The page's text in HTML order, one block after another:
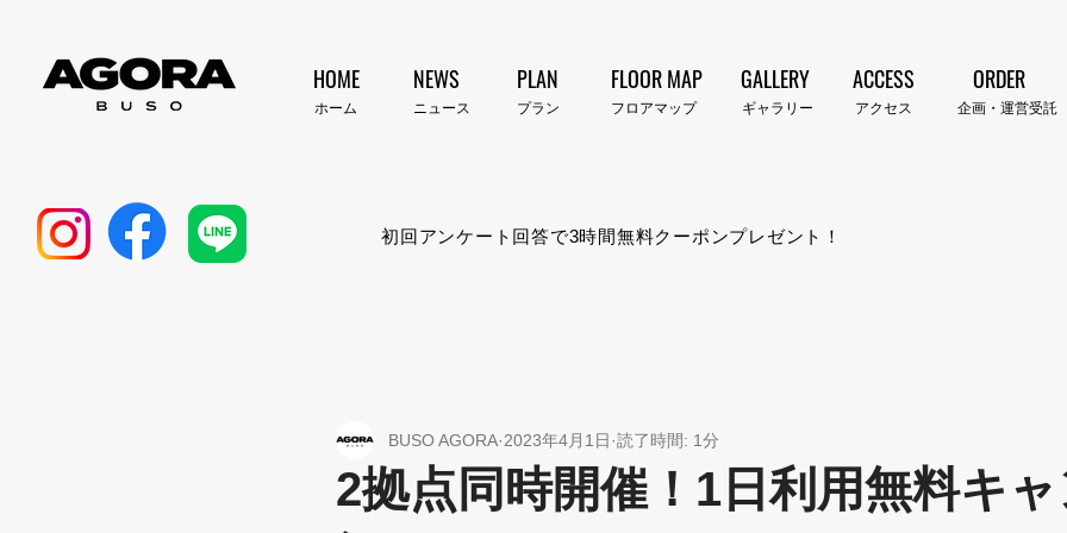
HOME
​ホーム
FLOOR MAP
​フロアマップ
PLAN
​プラン​
GALLERY
​ギャラリー
ACCESS
​アクセス
NEWS
​ニュース
ORDER
企画・運営受託
初回アンケート回答で3時間無料クーポンプレゼント！
2拠点同時開催！1日利用無料キ
BUSO AGORA 2023年4月1日 読了時間: 1分